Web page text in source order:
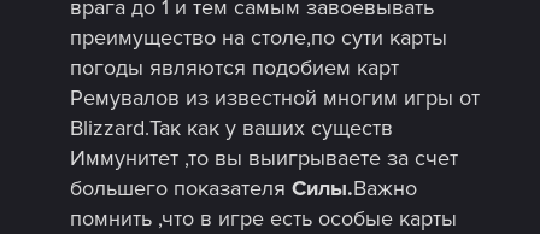
врага до 1 и тем самым завоевывать
преимущество на столе,по сути карты
погоды являются подобием карт
Ремувалов из известной многим игры от
Blizzard.Так как у ваших существ
Иммунитет ,то вы выигрываете за счет
большего показателя Силы.Важно
помнить ,что в игре есть особые карты